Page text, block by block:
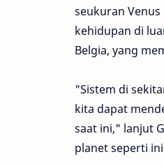
seukuran
kehidupan di
Belgia, yang
"Sistem di
kita dapat
saat ini," lanjut
planet seperti